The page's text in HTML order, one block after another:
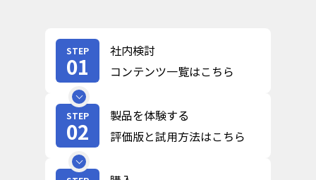
STEP
01
社内検討
コンテンツ一覧はこちら
STEP
02
製品を体験する
評価版と試用方法はこちら